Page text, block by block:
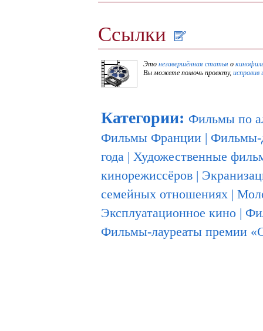
Ссылки
Это незавершённая статья о
Вы можете помочь проекту, исправив
Категории: Фильмы по
Фильмы Франции |
года | Художественные
кинорежиссёров |
семейных отношениях |
Эксплуатационное кино |
Фильмы-лауреаты премии